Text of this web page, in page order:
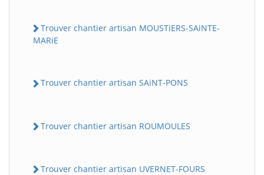
Trouver chantier artisan MOUSTiERS-SAiNTE-
MARiE
Trouver chantier artisan SAiNT-PONS
Trouver chantier artisan ROUMOULES
Trouver chantier artisan UVERNET-FOURS